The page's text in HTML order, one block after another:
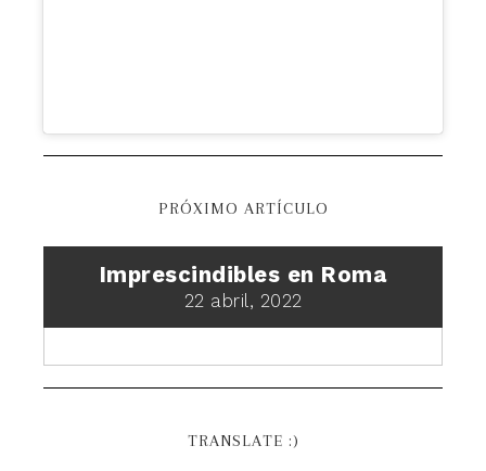
PRÓXIMO ARTÍCULO
Imprescindibles en Roma
22 abril, 2022
TRANSLATE :)